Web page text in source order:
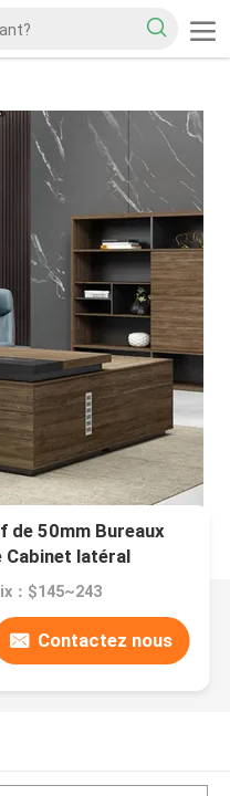
de 50mm Bureaux
Cabinet latéral
：$145~243
Contactez nous